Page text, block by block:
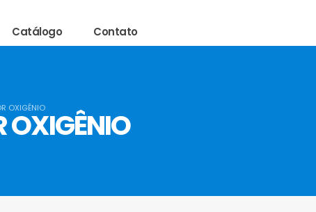
Catálogo Contato
OXIGÊNIO
OXIGÊNIO